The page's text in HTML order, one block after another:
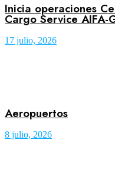
Inicia operaciones
Cargo Service AIFA-
17 julio, 2026
Aeropuertos
8 julio, 2026